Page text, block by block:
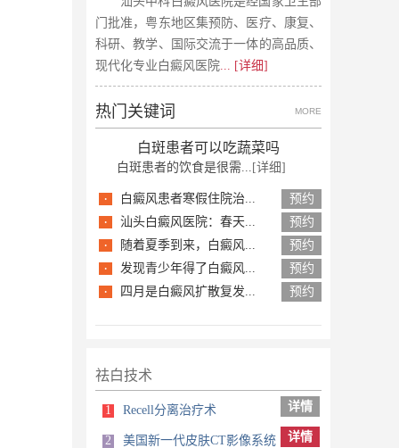
门批准，粤东地区集预防、医疗、康复、
科研、教学、国际交流于一体的高品质、
现代化专业白癜风医院... [详细]
热门关键词 MORE
白斑患者可以吃蔬菜吗
白斑患者的饮食是很需... [详细]
· 白癜风患者寒假住院治... 预约
· 汕头白癜风医院：春天... 预约
· 随着夏季到来，白癜风... 预约
· 发现青少年得了白癜风... 预约
· 四月是白癜风扩散复发... 预约
祛白技术
1 Recell分离治疗术 详情
2 美国新一代皮肤CT影像系统 详情